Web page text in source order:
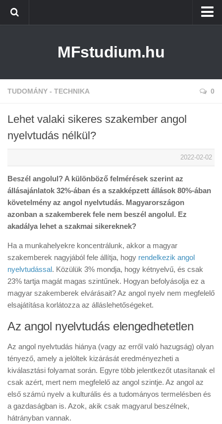
Tudomány – Technika
Web
MFstudium.hu
TUDOMÁNY - TECHNIKA 0
Lehet valaki sikeres szakember angol
nyelvtudás nélkül?
2022-02-02
Beszél angolul? A különböző felmérések szerint az
állásajánlatok 32%-ában és a szakképzett állások 80%-ában
követelmény az angol nyelvtudás. Magyarországon
azonban a szakemberek fele nem beszél angolul. Ez
akadálya lehet a szakmai sikereknek?
Ha a munkahelyekre koncentrálunk, akkor a magyar
szakemberek nagyjából fele állítja, hogy rendelkezik angol
nyelvtudással. Közülük 3% mondja, hogy kétnyelvű, és csak
23% tartja magát magas szintűnek. Hogyan befolyásolja ez a
magyar szakemberek elvárásait? Az angol nyelv nem megfelelő
elsajátítása korlátozza az álláslehetőségeket.
Az angol nyelvtudás elengedhetetlen
Az angol nyelvtudás hiánya (vagy az erről való hazugság) olyan
tényező, amely a jelöltek kizárását eredményezheti a
kiválasztási folyamat során. Egyre több jelentkezőt utasítanak el
csak azért, mert nem megfelelő az angol szintje. Az angol az
első számú nyelv a kulturális és a tudományos termelésben és
a gazdaságban is. Azok, akik csak magyarul beszélnek,
hátrányban vannak.